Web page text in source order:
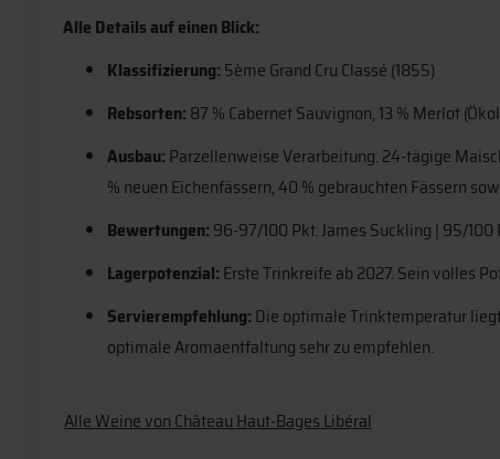
Alle Details auf einen Blick:
Klassifizierung: 5ème Grand Cru Classé (1855)
Rebsorten: 87 % Cabernet Sauvignon, 13 % Merlot
Ausbau: Parzellenweise Verarbeitung. 24-tägige
% neuen Eichenfässern, 40 % gebrauchten Fässern
Bewertungen: 96-97/100 Pkt. James Suckling | 95/
Lagerpotenzial: Erste Trinkreife ab 2027. Sein volles
Servierempfehlung: Die optimale Trinktemperatur
optimale Aromaentfaltung sehr zu empfehlen.
Alle Weine von Château Haut-Bages Libéral